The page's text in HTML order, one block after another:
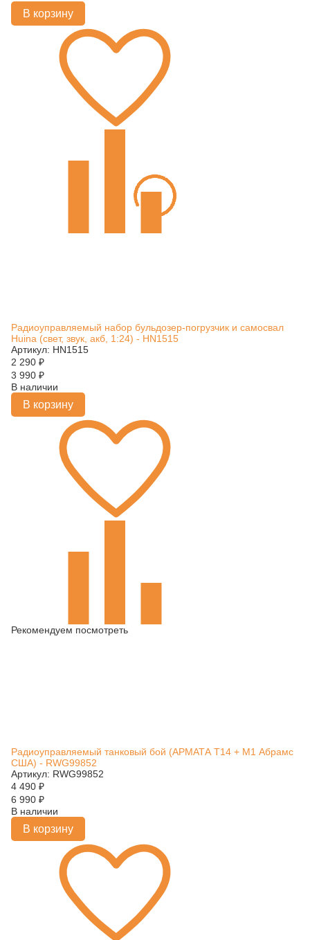
В корзину
Радиоуправляемый набор бульдозер-погрузчик и самосвал
Huina (свет, звук, акб, 1:24) - HN1515
Артикул: HN1515
2 290 ₽
3 990 ₽
В наличии
В корзину
Рекомендуем посмотреть
Радиоуправляемый танковый бой (АРМАТА T14 + M1 Абрамс
США) - RWG99852
Артикул: RWG99852
4 490 ₽
6 990 ₽
В наличии
В корзину